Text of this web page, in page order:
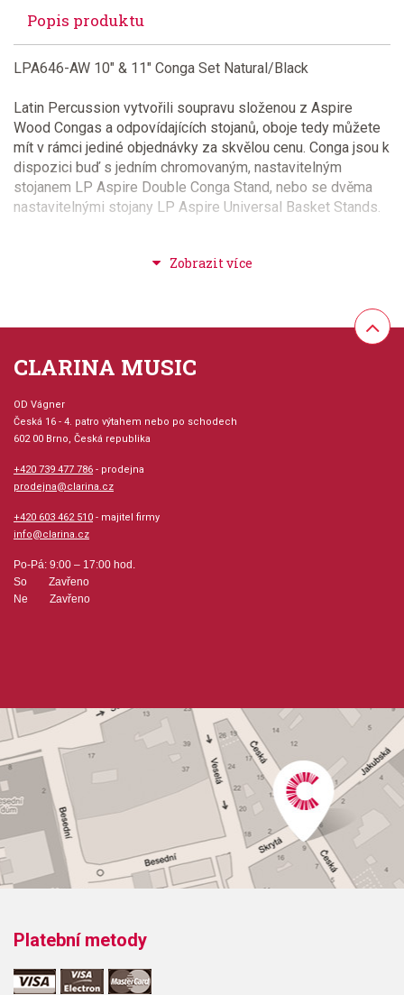
Popis produktu
LPA646-AW 10" & 11" Conga Set Natural/Black
Latin Percussion vytvořili soupravu složenou z Aspire
Wood Congas a odpovídajících stojanů, oboje tedy můžete
mít v rámci jediné objednávky za skvělou cenu. Conga jsou k
dispozici buď s jedním chromovaným, nastavitelným
stojanem LP Aspire Double Conga Stand, nebo se dvěma
nastavitelnými stojany LP Aspire Universal Basket Stands.
* k dispozici odpovídající bonga
* LP Aspire Double Conga Stand
CLARINA MUSIC
OD Vágner
Česká 16 - 4. patro výtahem nebo po schodech
602 00 Brno, Česká republika
+420 739 477 786 - prodejna
prodejna@clarina.cz
+420 603 462 510 - majitel firmy
info@clarina.cz
Po-Pá: 9:00 – 17:00 hod.
So Zavřeno
Ne Zavřeno
Platební metody